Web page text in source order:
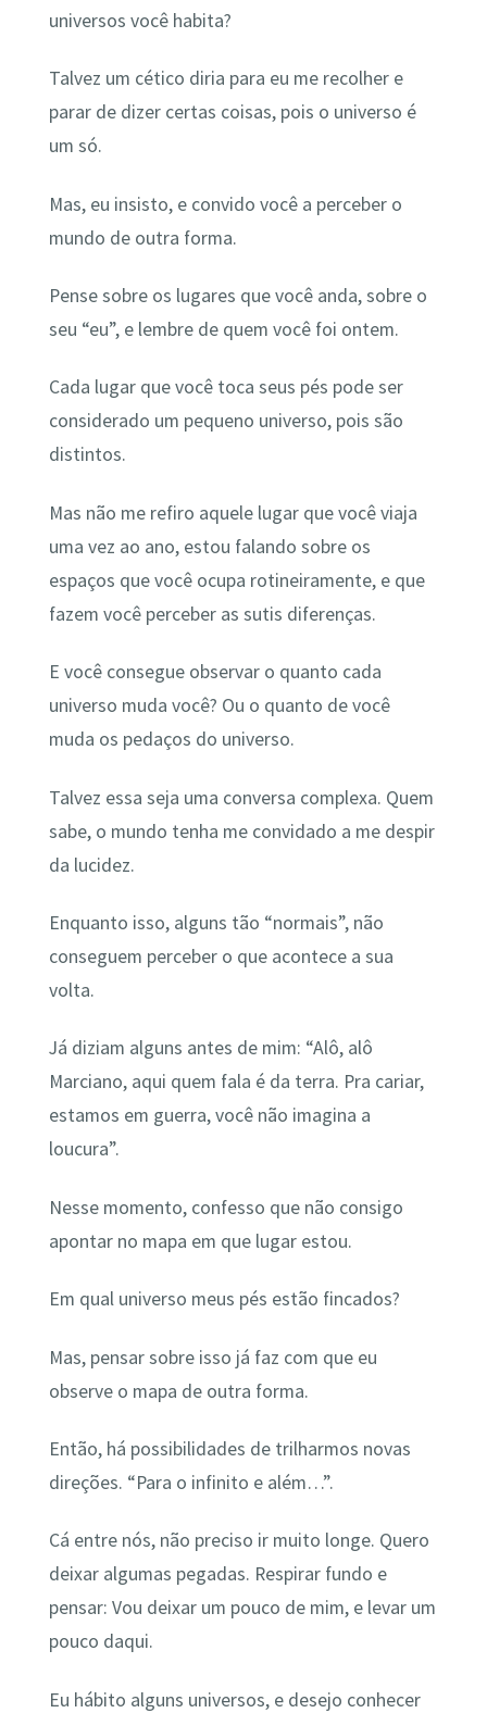
universos você habita?
Talvez um cético diria para eu me recolher e
parar de dizer certas coisas, pois o universo é
um só.
Mas, eu insisto, e convido você a perceber o
mundo de outra forma.
Pense sobre os lugares que você anda, sobre o
seu “eu”, e lembre de quem você foi ontem.
Cada lugar que você toca seus pés pode ser
considerado um pequeno universo, pois são
distintos.
Mas não me refiro aquele lugar que você viaja
uma vez ao ano, estou falando sobre os
espaços que você ocupa rotineiramente, e que
fazem você perceber as sutis diferenças.
E você consegue observar o quanto cada
universo muda você? Ou o quanto de você
muda os pedaços do universo.
Talvez essa seja uma conversa complexa. Quem
sabe, o mundo tenha me convidado a me despir
da lucidez.
Enquanto isso, alguns tão “normais”, não
conseguem perceber o que acontece a sua
volta.
Já diziam alguns antes de mim: “Alô, alô
Marciano, aqui quem fala é da terra. Pra cariar,
estamos em guerra, você não imagina a
loucura”.
Nesse momento, confesso que não consigo
apontar no mapa em que lugar estou.
Em qual universo meus pés estão fincados?
Mas, pensar sobre isso já faz com que eu
observe o mapa de outra forma.
Então, há possibilidades de trilharmos novas
direções. “Para o infinito e além…”.
Cá entre nós, não preciso ir muito longe. Quero
deixar algumas pegadas. Respirar fundo e
pensar: Vou deixar um pouco de mim, e levar um
pouco daqui.
Eu hábito alguns universos, e desejo conhecer